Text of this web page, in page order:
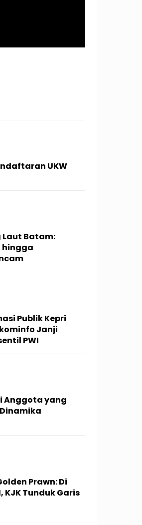
UKW
Laut Batam:
hingga
Publik Kepri
Janji
PWI
Anggota yang
Prawn: Di
KJK Tunduk Garis